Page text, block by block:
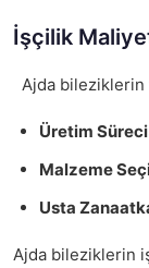
İşçilik
Ajda bileziklerin
Üretim Süreci
Malzeme
Usta
Ajda bileziklerin